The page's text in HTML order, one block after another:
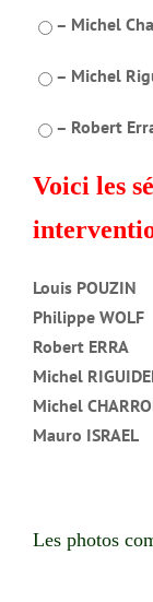
– Michel
– Michel
– Robert
Voici les
Louis POUZIN
Philippe WOLF
Robert ERRA
Michel
Michel
Mauro ISRAEL
Les photos